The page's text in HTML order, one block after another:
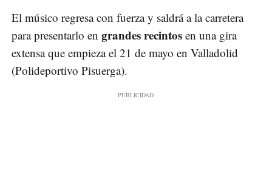
El músico regresa con fuerza y saldrá a la carretera
para presentarlo en grandes recintos en una gira
extensa que empieza el 21 de mayo en Valladolid
(Polideportivo Pisuerga).